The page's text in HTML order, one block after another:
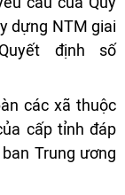
dựng NTM giai
định số
các xã thuộc
cấp tỉnh đáp
Trung ương